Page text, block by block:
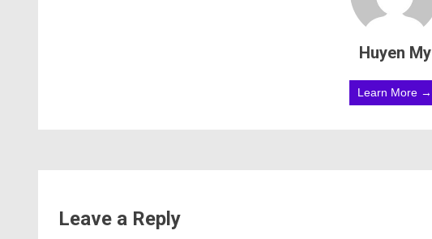
Huyen My
Learn More →
Leave a Reply